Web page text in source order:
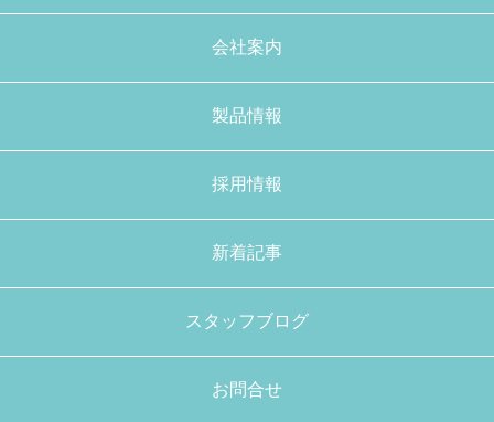
会社案内
製品情報
採用情報
新着記事
スタッフブログ
お問合せ